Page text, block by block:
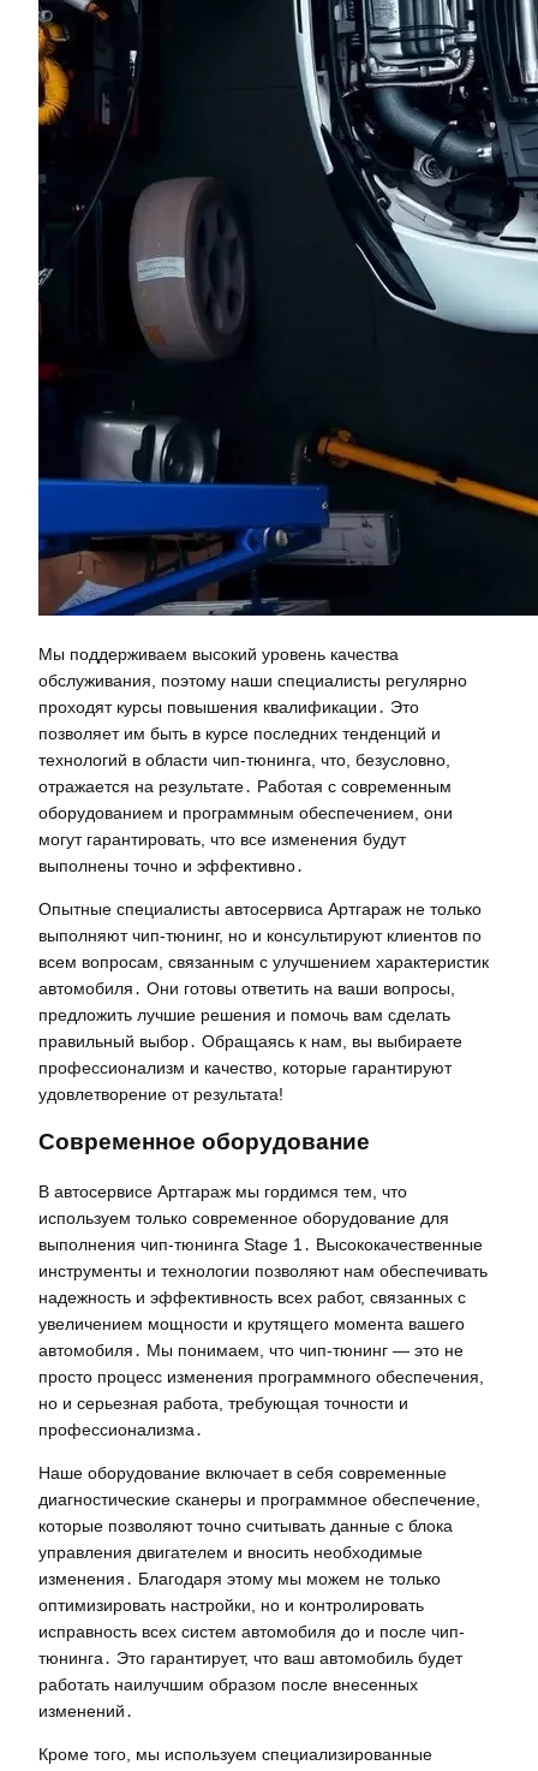
Мы поддерживаем высокий уровень качества
обслуживания, поэтому наши специалисты регулярно
проходят курсы повышения квалификации․ Это
позволяет им быть в курсе последних тенденций и
технологий в области чип-тюнинга, что, безусловно,
отражается на результате․ Работая с современным
оборудованием и программным обеспечением, они
могут гарантировать, что все изменения будут
выполнены точно и эффективно․
Опытные специалисты автосервиса Артгараж не только
выполняют чип-тюнинг, но и консультируют клиентов по
всем вопросам, связанным с улучшением характеристик
автомобиля․ Они готовы ответить на ваши вопросы,
предложить лучшие решения и помочь вам сделать
правильный выбор․ Обращаясь к нам, вы выбираете
профессионализм и качество, которые гарантируют
удовлетворение от результата!
Современное оборудование
В автосервисе Артгараж мы гордимся тем, что
используем только современное оборудование для
выполнения чип-тюнинга Stage 1․ Высококачественные
инструменты и технологии позволяют нам обеспечивать
надежность и эффективность всех работ, связанных с
увеличением мощности и крутящего момента вашего
автомобиля․ Мы понимаем, что чип-тюнинг — это не
просто процесс изменения программного обеспечения,
но и серьезная работа, требующая точности и
профессионализма․
Наше оборудование включает в себя современные
диагностические сканеры и программное обеспечение,
которые позволяют точно считывать данные с блока
управления двигателем и вносить необходимые
изменения․ Благодаря этому мы можем не только
оптимизировать настройки, но и контролировать
исправность всех систем автомобиля до и после чип-
тюнинга․ Это гарантирует, что ваш автомобиль будет
работать наилучшим образом после внесенных
изменений․
Кроме того, мы используем специализированные